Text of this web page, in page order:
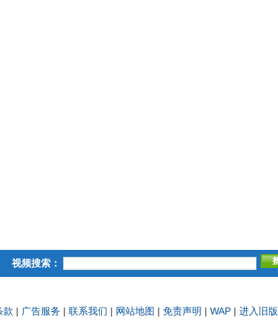
视频搜索：
款 | 广告服务 | 联系我们 | 网站地图 | 免责声明 | WAP | 进入旧版